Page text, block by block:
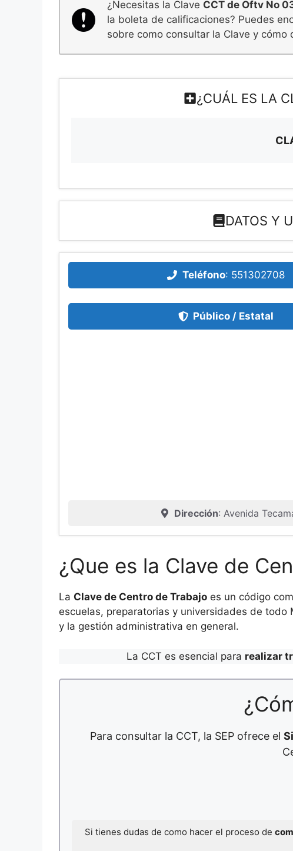
¿Necesitas la Clave CCT de Oftv No
la boleta de calificaciones? Puedes
sobre como consultar la Clave y
¿CUÁL ES LA
DATOS Y
Teléfono: 551302708
Público / Estatal
Dirección: Avenida
¿Que es la Clave de
La Clave de Centro de Trabajo es un código
escuelas, preparatorias y universidades de
y la gestión administrativa en general.
La CCT es esencial para realizar
Para consultar la CCT, la SEP ofrece el
Si tienes dudas de como hacer el proceso de